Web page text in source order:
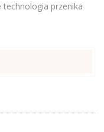
technologia przenika